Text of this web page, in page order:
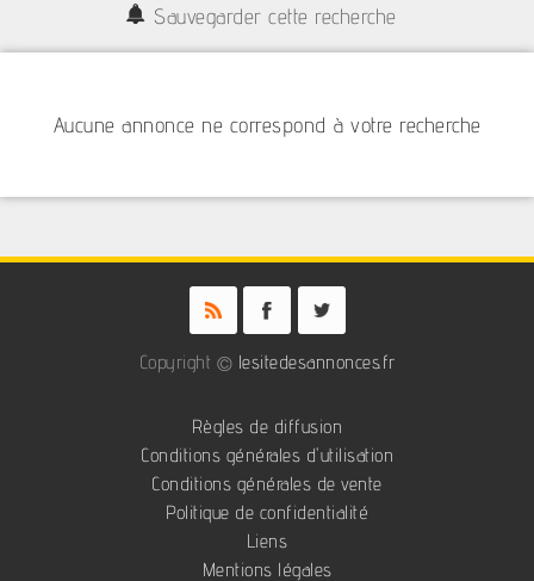
Sauvegarder cette recherche
Aucune annonce ne correspond à votre recherche
Copyright © lesitedesannonces.fr
Règles de diffusion
Conditions générales d'utilisation
Conditions générales de vente
Politique de confidentialité
Liens
Mentions légales